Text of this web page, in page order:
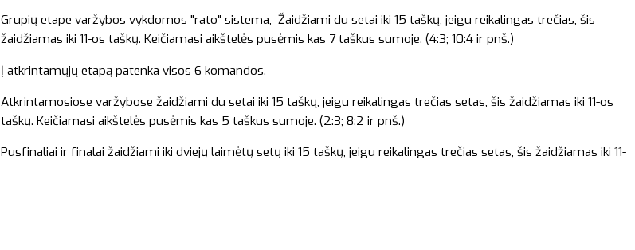
Grupių etape varžybos vykdomos "rato" sistema, Žaidžiami du setai iki 15 taškų, jeigu reikalingas trečias, šis
žaidžiamas iki 11-os taškų. Keičiamasi aikštelės pusėmis kas 7 taškus sumoje. (4:3; 10:4 ir pnš.)
Į atkrintamųjų etapą patenka visos 6 komandos.
Atkrintamosiose varžybose žaidžiami du setai iki 15 taškų, jeigu reikalingas trečias setas, šis žaidžiamas iki 11-os
taškų. Keičiamasi aikštelės pusėmis kas 5 taškus sumoje. (2:3; 8:2 ir pnš.)
Pusfinaliai ir finalai žaidžiami iki dviejų laimėtų setų iki 15 taškų, jeigu reikalingas trečias setas, šis žaidžiamas iki 11-